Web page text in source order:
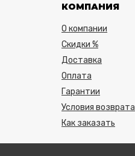
КОМПАНИЯ
О компании
Скидки %
Доставка
Оплата
Гарантии
Условия возврата
Как заказать